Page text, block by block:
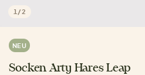
1 /2
NEU
Socken Arty Hares Leap